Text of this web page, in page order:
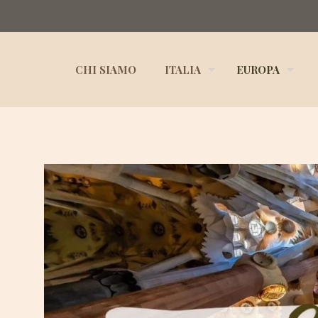
CHI SIAMO ITALIA EUROPA